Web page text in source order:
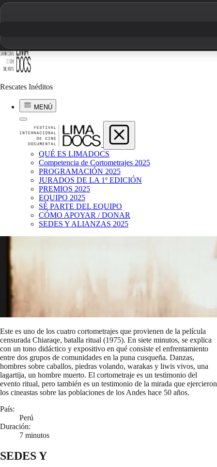
Rescates Inéditos
MENÚ
QUÉ ES LIMADOCS
Competencia de Cortometrajes 2025
PROGRAMACIÓN 2025
JURADOS DE LA 1º EDICIÓN
PREMIOS 2025
EQUIPO 2025
SÉ PARTE DEL EQUIPO
CÓMO APOYAR / DONAR
SEDES Y ALIANZAS 2025
Luis Figueroa
EL ÁNGEL RADIANTE
1978 | 7 min | Perú
Este es uno de los cuatro cortometrajes que provienen de la película
censurada Chiaraqe, batalla ritual (1975). En siete minutos, se explica
con un tono didáctico y expositivo en qué consiste el enfrentamiento
entre dos grupos de comunidades en la puna cusqueña. Danzas,
hombres sobre caballos, piedras volando, warakas y liwis vivos, una
lagartija, un hombre muerto. El cortometraje es un testimonio del
evento ritual, pero también es un testimonio de la mirada que ejercieron
los cineastas sobre las poblaciones de los Andes hace 50 años.
País:
Perú
Duración:
7 minutos
SEDES Y